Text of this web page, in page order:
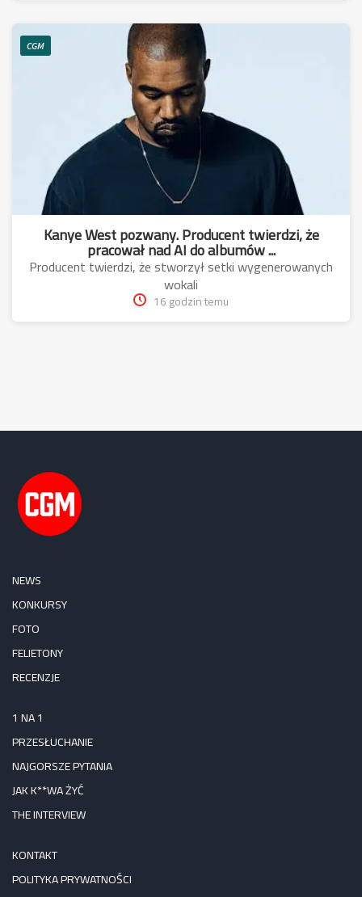
CGM
Kanye West pozwany. Producent twierdzi, że
pracował nad AI do albumów ...
Producent twierdzi, że stworzył setki wygenerowanych
wokali
16 godzin temu
NEWS
KONKURSY
FOTO
FELIETONY
RECENZJE
1 NA 1
PRZESŁUCHANIE
NAJGORSZE PYTANIA
JAK K**WA ŻYĆ
THE INTERVIEW
KONTAKT
POLITYKA PRYWATNOŚCI